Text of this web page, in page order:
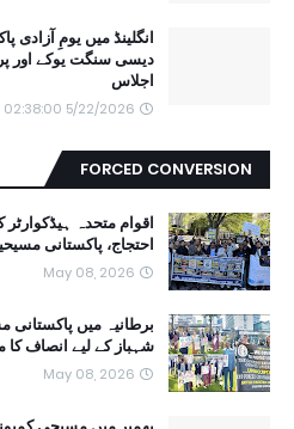
دیسی سنگت یوکے اور
اجلاس
5/22/2026 02:38:00 PM
FORCED CONVERSION
احتجاج، پاکستانی
May 08, 2026
برطانیہ میں پاکستانی
شہباز کے لیے انصاف کا
May 08, 2026